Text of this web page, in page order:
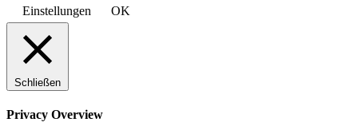
Einstellungen
OK
Schließen
Privacy Overview